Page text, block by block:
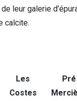
leur galerie
calcite.
Les
Costes
Pré